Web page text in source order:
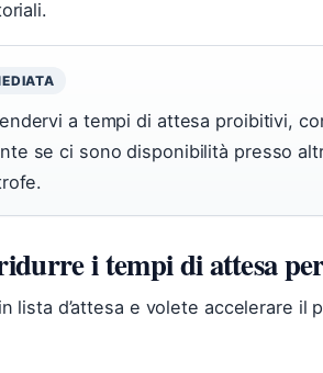
a tempi di attesa proibitivi,
se ci sono disponibilità presso
i tempi di attesa
lista d’attesa e volete accelerare il